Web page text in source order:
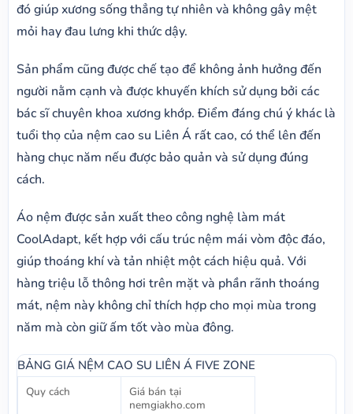
đó giúp xương sống thẳng tự nhiên và không gây mệt
mỏi hay đau lưng khi thức dậy.
Sản phẩm cũng được chế tạo để không ảnh hưởng đến
người nằm cạnh và được khuyến khích sử dụng bởi các
bác sĩ chuyên khoa xương khớp. Điểm đáng chú ý khác là
tuổi thọ của nệm cao su Liên Á rất cao, có thể lên đến
hàng chục năm nếu được bảo quản và sử dụng đúng
cách.
Áo nệm được sản xuất theo công nghệ làm mát
CoolAdapt, kết hợp với cấu trúc nệm mái vòm độc đáo,
giúp thoáng khí và tản nhiệt một cách hiệu quả. Với
hàng triệu lỗ thông hơi trên mặt và phần rãnh thoáng
mát, nệm này không chỉ thích hợp cho mọi mùa trong
năm mà còn giữ ấm tốt vào mùa đông.
BẢNG GIÁ NỆM CAO SU LIÊN Á FIVE ZONE
Quy cách
Giá bán tại
nemgiakho.com